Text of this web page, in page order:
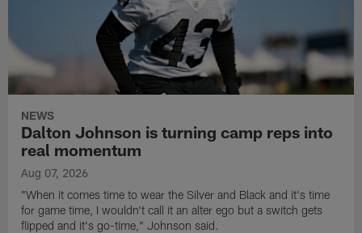
NEWS
Dalton Johnson is turning camp reps into
real momentum
Aug 07, 2026
"When it comes time to wear the Silver and Black and it's time
for game time, I wouldn't call it an alter ego but a switch gets
flipped and it's go-time," Johnson said.